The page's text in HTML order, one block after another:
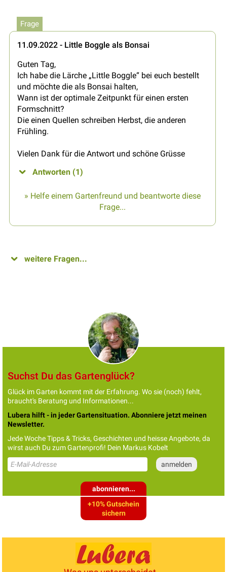
Frage
11.09.2022 - Little Boggle als Bonsai
Guten Tag,
Ich habe die Lärche „Little Boggle“ bei euch bestellt
und möchte die als Bonsai halten,
Wann ist der optimale Zeitpunkt für einen ersten
Formschnitt?
Die einen Quellen schreiben Herbst, die anderen
Frühling.
Vielen Dank für die Antwort und schöne Grüsse
Antworten (1)
» Helfe einem Gartenfreund und beantworte diese
Frage...
weitere Fragen...
Suchst Du das Gartenglück?
Glück im Garten kommt mit der Erfahrung. Wo sie (noch) fehlt,
braucht's Beratung und Informationen...
Lubera hilft - in jeder Gartensituation. Abonniere jetzt meinen
Newsletter.
Jede Woche Tipps & Tricks, Geschichten und heisse Angebote, da
wirst auch Du zum Gartenprofi! Dein Markus Kobelt
abonnieren...
+10% Gutschein
sichern